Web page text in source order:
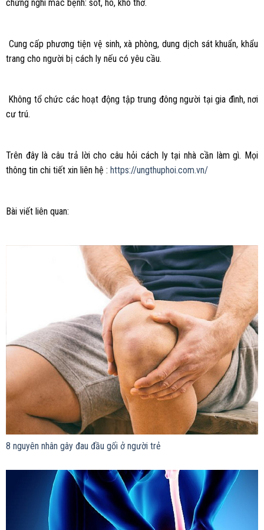
chứng nghi mắc bệnh: sốt, ho, khó thở.
Cung cấp phương tiện vệ sinh, xà phòng, dung dịch sát khuẩn, khẩu
trang cho người bị cách ly nếu có yêu cầu.
Không tổ chức các hoạt động tập trung đông người tại gia đình, nơi
cư trú.
Trên đây là câu trả lời cho câu hỏi cách ly tại nhà cần làm gì. Mọi
thông tin chi tiết xin liên hệ : https://ungthuphoi.com.vn/
Bài viết liên quan:
8 nguyên nhân gây đau đầu gối ở người trẻ